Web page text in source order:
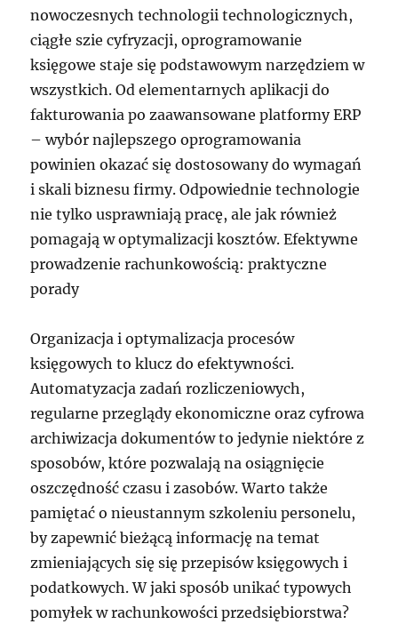
nowoczesnych technologii technologicznych,
ciągłe szie cyfryzacji, oprogramowanie
księgowe staje się podstawowym narzędziem w
wszystkich. Od elementarnych aplikacji do
fakturowania po zaawansowane platformy ERP
– wybór najlepszego oprogramowania
powinien okazać się dostosowany do wymagań
i skali biznesu firmy. Odpowiednie technologie
nie tylko usprawniają pracę, ale jak również
pomagają w optymalizacji kosztów. Efektywne
prowadzenie rachunkowością: praktyczne
porady
Organizacja i optymalizacja procesów
księgowych to klucz do efektywności.
Automatyzacja zadań rozliczeniowych,
regularne przeglądy ekonomiczne oraz cyfrowa
archiwizacja dokumentów to jedynie niektóre z
sposobów, które pozwalają na osiągnięcie
oszczędność czasu i zasobów. Warto także
pamiętać o nieustannym szkoleniu personelu,
by zapewnić bieżącą informację na temat
zmieniających się się przepisów księgowych i
podatkowych. W jaki sposób unikać typowych
pomyłek w rachunkowości przedsiębiorstwa?